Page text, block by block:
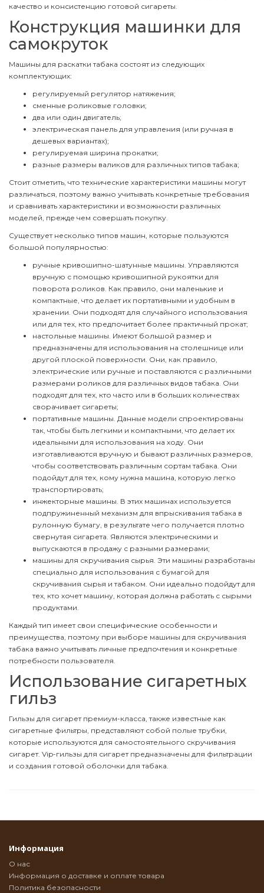
качество и консистенцию готовой сигареты.
Конструкция машинки для
самокруток
Машины для раскатки табака состоят из следующих
комплектующих:
регулируемый регулятор натяжения;
сменные роликовые головки;
два или один двигатель;
электрическая панель для управления (или ручная в
дешевых вариантах);
регулируемая ширина прокатки;
разные размеры валиков для различных типов табака;
Стоит отметить, что технические характеристики машины могут
различаться, поэтому важно учитывать конкретные требования
и сравнивать характеристики и возможности различных
моделей, прежде чем совершать покупку.
Существует несколько типов машин, которые пользуются
большой популярностью:
ручные кривошипно-шатунные машины. Управляются
вручную с помощью кривошипной рукоятки для
поворота роликов. Как правило, они маленькие и
компактные, что делает их портативными и удобным в
хранении. Они подходят для случайного использования
или для тех, кто предпочитает более практичный прокат;
настольные машины. Имеют большой размер и
предназначены для использования на столешнице или
другой плоской поверхности. Они, как правило,
электрические или ручные и поставляются с различными
размерами роликов для различных видов табака. Они
подходят для тех, кто часто или в больших количествах
сворачивает сигареты;
портативные машины. Данные модели спроектированы
так, чтобы быть легкими и компактными, что делает их
идеальными для использования на ходу. Они
изготавливаются вручную и бывают различных размеров,
чтобы соответствовать различным сортам табака. Они
подойдут для тех, кому нужна машина, которую легко
транспортировать;
инжекторные машины. В этих машинах используется
подпружиненный механизм для впрыскивания табака в
рулонную бумагу, в результате чего получается плотно
свернутая сигарета. Являются электрическими и
выпускаются в продажу с разными размерами;
машины для скручивания сырья. Эти машины разработаны
специально для использования с бумагой для
скручивания сырья и табаком. Они идеально подойдут для
тех, кто хочет машину, которая должна работать с сырыми
продуктами.
Каждый тип имеет свои специфические особенности и
преимущества, поэтому при выборе машины для скручивания
табака важно учитывать личные предпочтения и конкретные
потребности пользователя.
Использование сигаретных
гильз
Гильзы для сигарет премиум-класса, также известные как
сигаретные фильтры, представляют собой полые трубки,
которые используются для самостоятельного скручивания
сигарет. Vip-гильзы для сигарет предназначены для фильтрации
и создания готовой оболочки для табака.
Информация
О нас
Информация о доставке и оплате товара
Политика безопасности